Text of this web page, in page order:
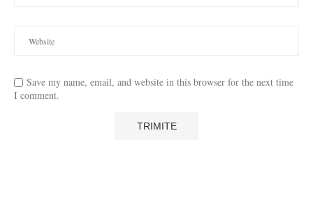
Save my name, email, and website in this browser for the next time
I comment.